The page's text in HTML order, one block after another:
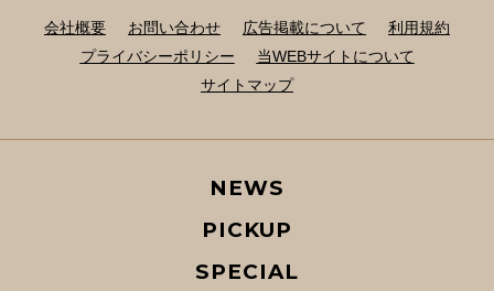
会社概要 お問い合わせ 広告掲載について
利用規約
プライバシーポリシー
当WEBサイトについて
サイトマップ
NEWS
PICKUP
SPECIAL